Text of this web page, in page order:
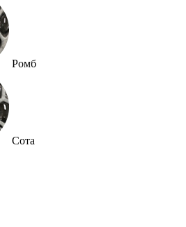
Ромб
Сота